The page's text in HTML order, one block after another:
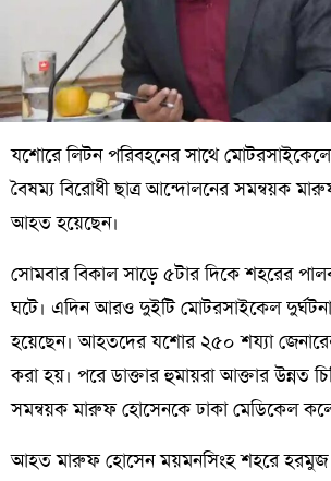
যশোরে লিটন পরিবহনের সাথে
বৈষম্য বিরোধী ছাত্র আন্দোলনের সমন্বয়ক
আহত হয়েছেন।
সোমবার বিকাল সাড়ে ৫টার দিকে শহরের
ঘটে। এদিন আরও দুইটি মোটরসাইকেল
হয়েছেন। আহতদের যশোর ২৫০ শয্যা
করা হয়। পরে ডাক্তার হুমায়রা আক্তার উন্নত
সমন্বয়ক মারুফ হোসেনকে ঢাকা মেডিকেল
আহত মারুফ হোসেন ময়মনসিংহ শহরে